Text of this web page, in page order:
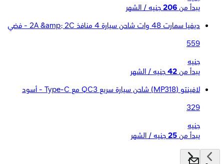
يبدأ من 206 جنيه / الشهر
ديفيا سمارت 48 وات شاحن سيارة 4 منافذ 2A &amp; 2C - فضي
559
جنيه
يبدأ من 42 جنيه / الشهر
لافينتو (MP318) شاحن سيارة سريع QC3 مع Type-C - أسود
329
جنيه
يبدأ من 25 جنيه / الشهر